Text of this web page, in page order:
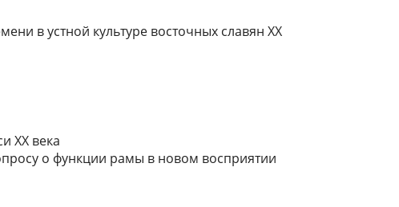
в устной культуре восточных славян XX
XX века
о функции рамы в новом восприятии